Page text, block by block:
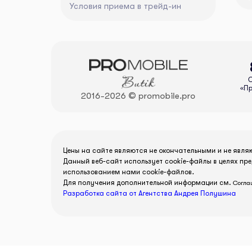
Условия приема в трейд-ин
2016-2026 © promobile.pro
Цены на сайте являются не окончательными и не
Данный веб-сайт использует cookie-файлы в целях
использованием нами cookie-файлов.
Для получения дополнительной информации см.
Разработка сайта от Агентства Андрея Полушина